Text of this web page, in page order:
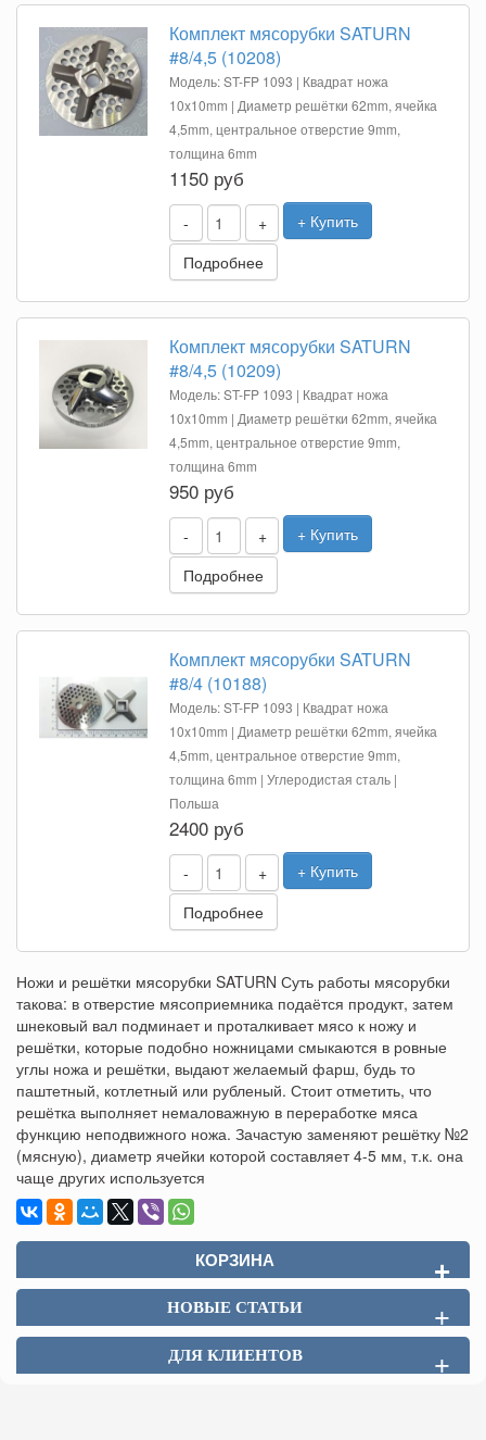
Комплект мясорубки SATURN
#8/4,5 (10208)
Модель: ST-FP 1093 | Квадрат ножа
10x10mm | Диаметр решётки 62mm, ячейка
4,5mm, центральное отверстие 9mm,
толщина 6mm
1150 руб
- +
+ Купить
Подробнее
Комплект мясорубки SATURN
#8/4,5 (10209)
Модель: ST-FP 1093 | Квадрат ножа
10x10mm | Диаметр решётки 62mm, ячейка
4,5mm, центральное отверстие 9mm,
толщина 6mm
950 руб
- +
+ Купить
Подробнее
Комплект мясорубки SATURN
#8/4 (10188)
Модель: ST-FP 1093 | Квадрат ножа
10x10mm | Диаметр решётки 62mm, ячейка
4,5mm, центральное отверстие 9mm,
толщина 6mm | Углеродистая сталь |
Польша
2400 руб
- +
+ Купить
Подробнее
Ножи и решётки мясорубки SATURN Суть работы мясорубки
такова: в отверстие мясоприемника подаётся продукт, затем
шнековый вал подминает и проталкивает мясо к ножу и
решётки, которые подобно ножницами смыкаются в ровные
углы ножа и решётки, выдают желаемый фарш, будь то
паштетный, котлетный или рубленый. Стоит отметить, что
решётка выполняет немаловажную в переработке мяса
функцию неподвижного ножа. Зачастую заменяют решётку №2
(мясную), диаметр ячейки которой составляет 4-5 мм, т.к. она
чаще других используется
КОРЗИНА +
НОВЫЕ СТАТЬИ +
ДЛЯ КЛИЕНТОВ +